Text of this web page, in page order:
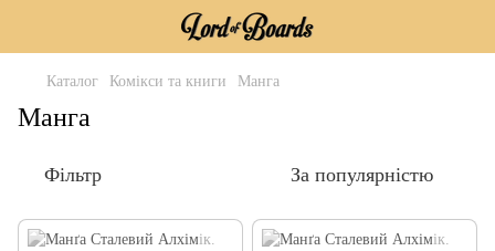
Каталог Комікси та книги Манга
Манга
Фільтр За популярністю